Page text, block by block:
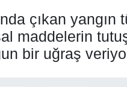
çıkan yangın
maddelerin
bir uğraş